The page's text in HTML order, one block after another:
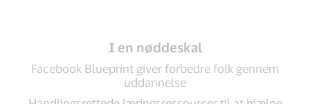
I en nøddeskal
Facebook Blueprint giver forbedre folk gennem
uddannelse